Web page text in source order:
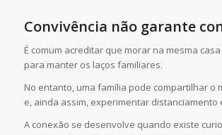
Convivência não garante
É comum acreditar que morar na mesma
para manter os laços familiares.
No entanto, uma família pode compartilhar o
e, ainda assim, experimentar distanciamento
A conexão se desenvolve quando existe